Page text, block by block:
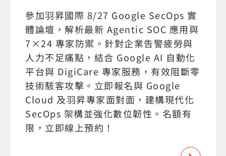
參加羽昇國際 8/27 Google SecOps 實
體論壇，解析最新 Agentic SOC 應用與
7×24 專家防禦。針對企業告警疲勞與
人力不足痛點，結合 Google AI 自動化
平台與 DigiCare 專家服務，有效阻斷零
技術駭客攻擊。立即報名與 Google
Cloud 及羽昇專家面對面，建構現代化
SecOps 架構並強化數位韌性。名額有
限，立即線上預約！